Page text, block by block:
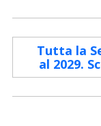
Tutta la
al 2029.